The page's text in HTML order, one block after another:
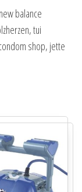
balance
tui
shop, jette